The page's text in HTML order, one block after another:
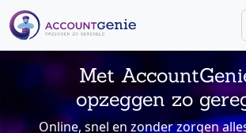
Met
opzeggen zo
Online, snel en zonder zorgen